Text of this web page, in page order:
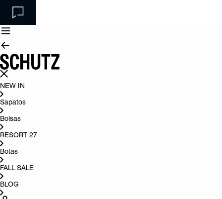
NEW IN
Sapatos
Bolsas
RESORT 27
Botas
FALL SALE
BLOG